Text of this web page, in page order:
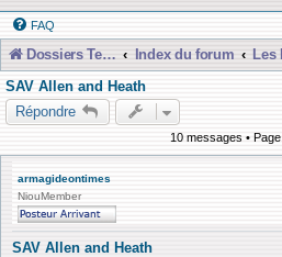
FAQ
Dossiers Techniques Index du forum
SAV Allen and Heath
Répondre
10 messages • Page
armagideontimes
NiouMember
SAV Allen and Heath